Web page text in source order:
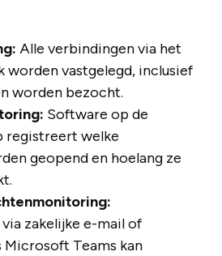
Alle verbindingen via het
worden vastgelegd, inclusief
worden bezocht.
Software op de
registreert welke
geopend en hoelang ze
zakelijke e-mail of
Microsoft Teams kan